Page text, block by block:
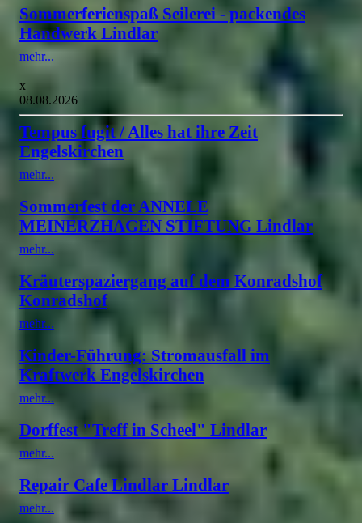
Sommerferienspaß Seilerei - packendes
Handwerk Lindlar
mehr...
x
08.08.2026
Tempus fugit / Alles hat ihre Zeit
Engelskirchen
mehr...
Sommerfest der ANNELE
MEINERZHAGEN STIFTUNG Lindlar
mehr...
Kräuterspaziergang auf dem Konradshof
Konradshof
mehr...
Kinder-Führung: Stromausfall im
Kraftwerk Engelskirchen
mehr...
Dorffest "Treff in Scheel" Lindlar
mehr...
Repair Cafe Lindlar Lindlar
mehr...